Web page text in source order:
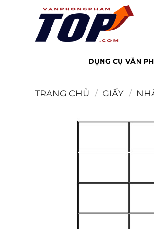
DỤNG CỤ VĂN
TRANG CHỦ / GIẤY /